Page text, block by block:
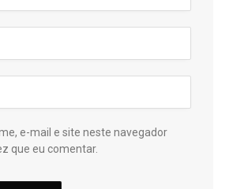
e-mail e site neste navegador
que eu comentar.
Danish